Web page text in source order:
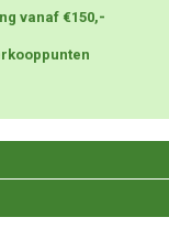
vanaf €150,-